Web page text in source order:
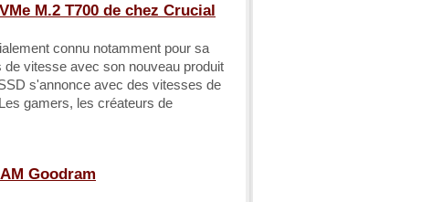
M.2 T700 de chez Crucial
connu notamment pour sa
vitesse avec son nouveau produit
s'annonce avec des vitesses de
gamers, les créateurs de
Goodram